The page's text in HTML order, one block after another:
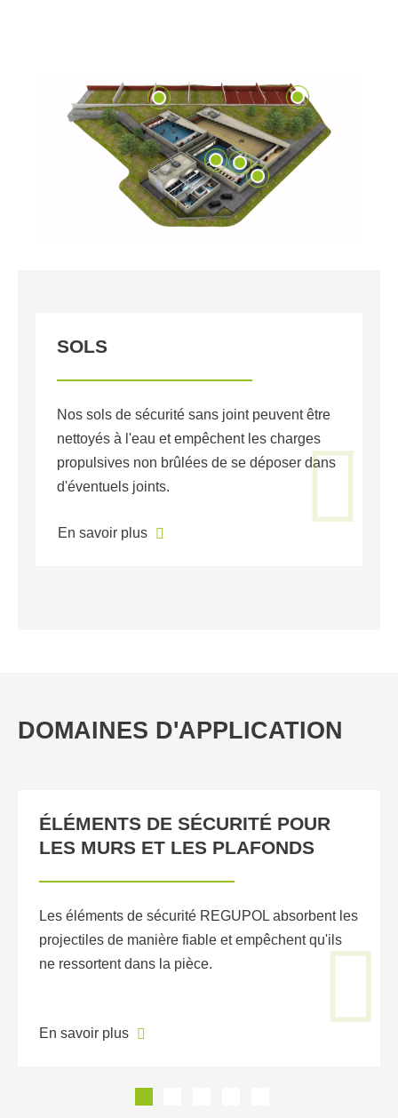
SOLS
Nos sols de sécurité sans joint peuvent être
nettoyés à l'eau et empêchent les charges
propulsives non brûlées de se déposer dans
d'éventuels joints.
En savoir plus
DOMAINES D'APPLICATION
ÉLÉMENTS DE SÉCURITÉ POUR
LES MURS ET LES PLAFONDS
Les éléments de sécurité REGUPOL absorbent les
projectiles de manière fiable et empêchent qu'ils
ne ressortent dans la pièce.
En savoir plus